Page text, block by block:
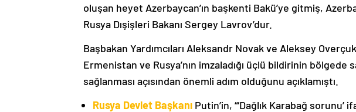
oluşan heyet Azerbaycan’ın başkenti Bakü’ye gitmiş,
Rusya Dışişleri Bakanı Sergey Lavrov’dur.
Başbakan Yardımcıları Aleksandr Novak ve Aleksey
Ermenistan ve Rusya’nın imzaladığı üçlü bildirinin bölgede
sağlanması açısından önemli adım olduğunu açıklamıştı.
Rusya Devlet Başkanı Putin’in, “‘Dağlık Karabağ sorunu’